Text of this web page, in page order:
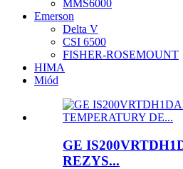
MMS6000
Emerson
Delta V
CSI 6500
FISHER-ROSEMOUNT
HIMA
Miód
GE
REZYS...